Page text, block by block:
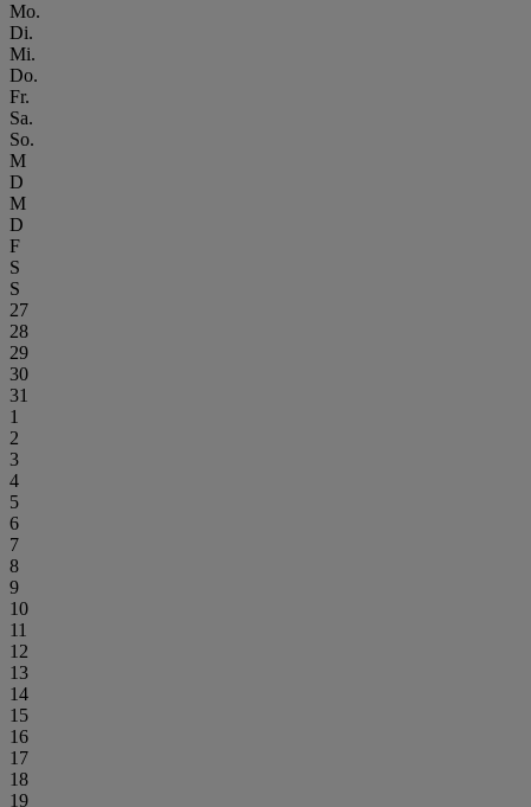
Mo.
Di.
Mi.
Do.
Fr.
Sa.
So.
M
D
M
D
F
S
S
27
28
29
30
31
1
2
3
4
5
6
7
8
9
10
11
12
13
14
15
16
17
18
19